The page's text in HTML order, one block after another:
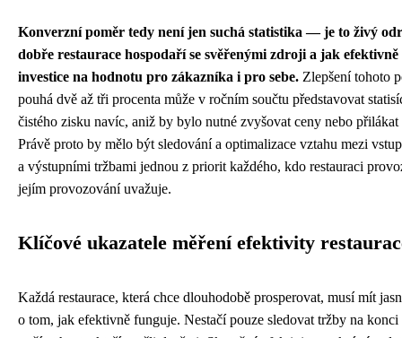
Konverzní poměr tedy není jen suchá statistika — je to živý
dobře restaurace hospodaří se svěřenými zdroji a jak
investice na hodnotu pro zákazníka i pro sebe. Zlepšení tohoto
pouhá dvě až tři procenta může v ročním součtu představovat
čistého zisku navíc, aniž by bylo nutné zvyšovat ceny nebo přilákat
Právě proto by mělo být sledování a optimalizace vztahu mezi
a výstupními tržbami jednou z priorit každého, kdo restauraci
jejím provozování uvažuje.
Klíčové ukazatele měření efektivity
Každá restaurace, která chce dlouhodobě prosperovat, musí mít
o tom, jak efektivně funguje. Nestačí pouze sledovat tržby na konci